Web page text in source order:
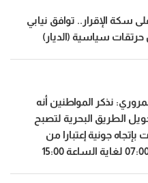
سكة الإقرار.. توافق نيابي
سياسية (الديار)
نذكر المواطنين أنه
الطريق البحرية لتصبح
جونية إعتبارا من